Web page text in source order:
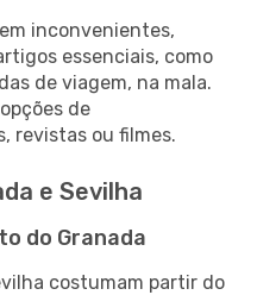
inconvenientes,
essenciais, como
de viagem, na mala.
de
revistas ou filmes.
e Sevilha
do Granada
costumam partir do